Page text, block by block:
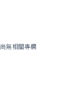
尚無相關專欄